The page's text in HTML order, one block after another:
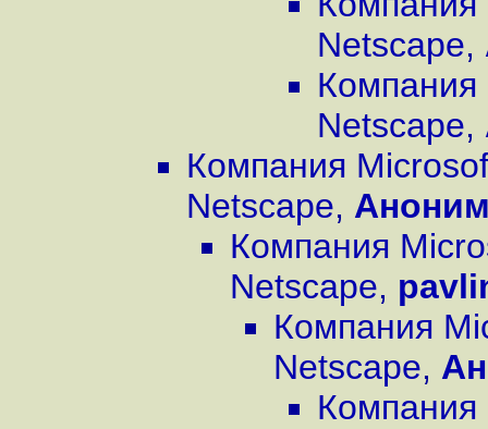
Netscape,
Компания
Netscape,
Компания
Netscape,
Компания
Netscape,
Компания
Netscape,
Компания